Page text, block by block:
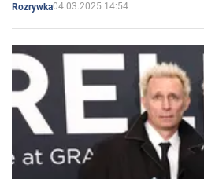
Rozrywka04.03.2025 14:54